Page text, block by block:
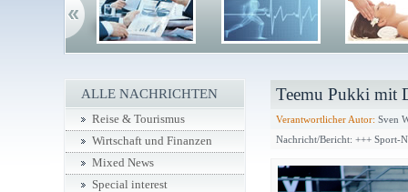
Teemu Pukki mit
Verantwortlicher Autor: Sven
Nachricht/Bericht: +++ Sport-
ALLE NACHRICHTEN
Reise & Tourismus
Wirtschaft und Finanzen
Mixed News
Special interest